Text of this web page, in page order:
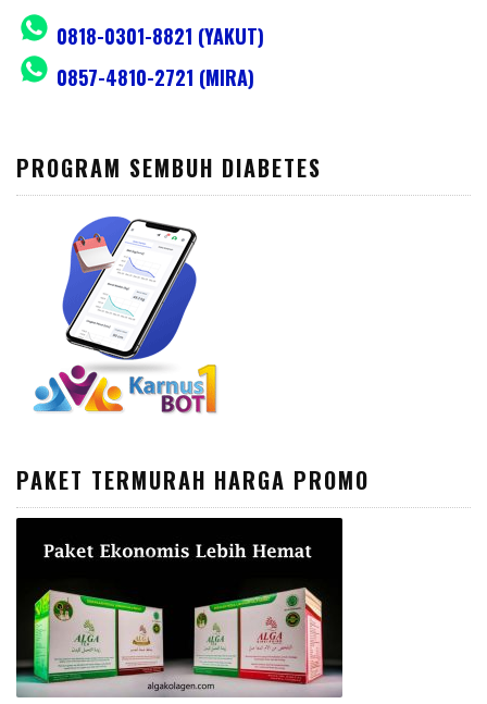
0818-0301-8821 (YAKUT)
0857-4810-2721 (MIRA)
PROGRAM SEMBUH DIABETES
PAKET TERMURAH HARGA PROMO